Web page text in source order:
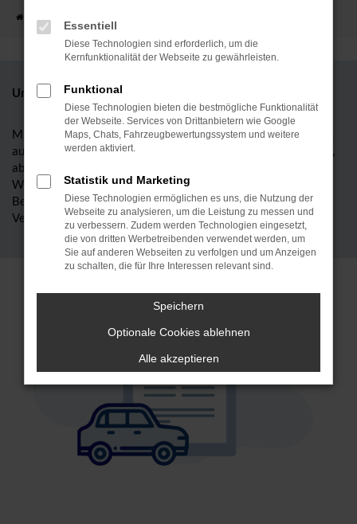
Unser Versicherungsservice für Sie
Mit unserem Autohaus haben Sie einen Partner an Ihrer Seite,
auf den Sie sich immer verlassen können – in Sachen Autokauf,
aber auch in Versicherungsfragen.
Wir bieten Ihnen ausgezeichneten Schutz und kompetente
Beratung mit unserer Versicherungsagentur NÜRNBERGER
Versicherung.
Essentiell
Diese Technologien sind erforderlich, um die
Kernfunktionalität der Webseite zu gewährleisten.
Funktional
Diese Technologien bieten die bestmögliche Funktionalität
der Webseite. Services von Drittanbietern wie Google
Maps, Chats, Fahrzeugbewertungssystem und weitere
werden aktiviert.
Statistik und Marketing
Diese Technologien ermöglichen es uns, die Nutzung der
Webseite zu analysieren, um die Leistung zu messen und
zu verbessern. Zudem werden Technologien eingesetzt,
die von dritten Werbetreibenden verwendet werden, um
Sie auf anderen Webseiten zu verfolgen und um Anzeigen
zu schalten, die für Ihre Interessen relevant sind.
Speichern
Optionale Cookies ablehnen
Alle akzeptieren